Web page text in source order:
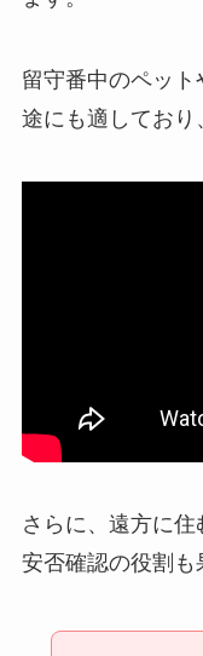
留守番中のペッ
途にも適しており
さらに、遠方に住
安否確認の役割も